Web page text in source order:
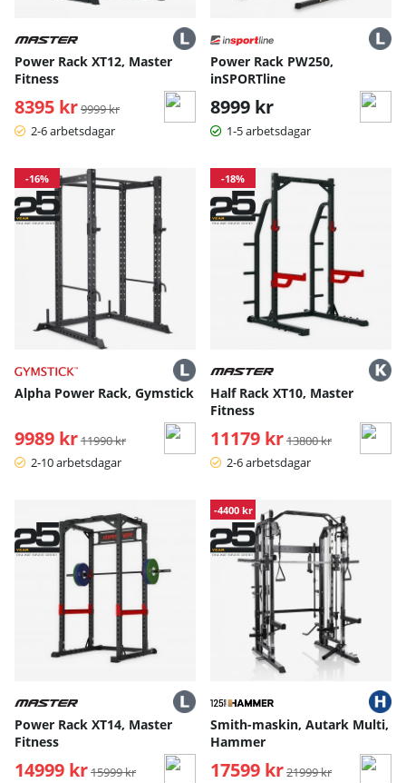
Power Rack XT12, Master
Fitness
8395 kr Ordinarie pris:
9999 kr
2-6 arbetsdagar
Power Rack PW250,
inSPORTline
8999 kr
1-5 arbetsdagar
-16%
Alpha Power Rack, Gymstick
9989 kr Ordinarie pris:
11990 kr
2-10 arbetsdagar
-18%
Half Rack XT10, Master
Fitness
11179 kr Ordinarie pris:
13800 kr
2-6 arbetsdagar
Power Rack XT14, Master
Fitness
14999 kr Ordinarie pris:
15999 kr
-4400 kr
Smith-maskin, Autark Multi,
Hammer
17599 kr Ordinarie pris:
21999 kr